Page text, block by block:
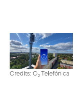
Credits: O2Telefónica